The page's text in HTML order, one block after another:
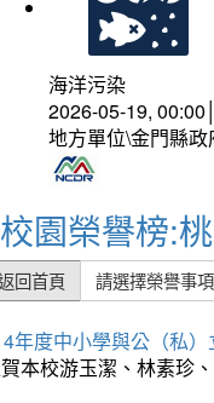
海洋污染
2026-05-19,
地方單位\金門縣
校園榮譽榜:
回首頁 請選擇榮譽事項
年度中小學與公（私
本校游玉潔、林素珍